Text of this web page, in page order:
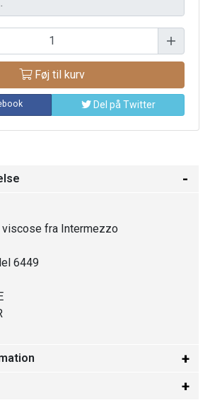
Føj til kurv
Del på Twitter
fra Intermezzo
6449